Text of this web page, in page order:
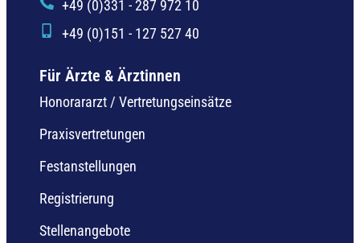
Für Ärzte & Ärztinnen
Honorararzt / Vertretungseinsätze
Praxisvertretungen
Festanstellungen
Registrierung
Stellenangebote
+49 (0)331 - 287 972 10
+49 (0)151 - 127 527 40